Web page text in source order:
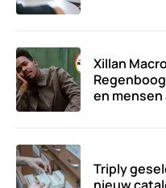
Xillan
en mensen
Triply
nieuw